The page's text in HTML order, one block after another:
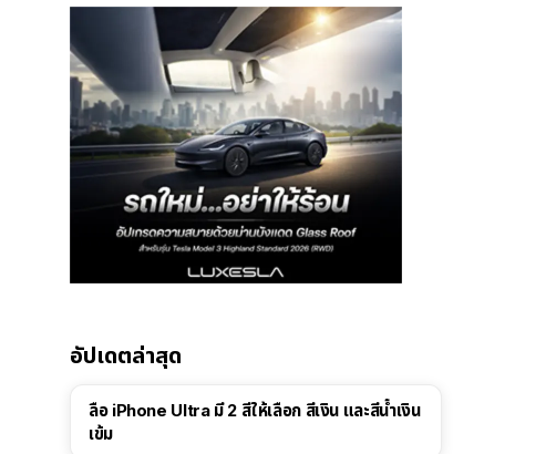
อัปเดตล่าสุด
ลือ iPhone Ultra มี 2 สีให้เลือก สีเงิน และสีน้ำเงิน
เข้ม